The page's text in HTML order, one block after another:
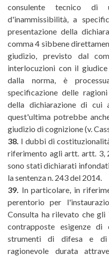
consulente tecnico
d'inammissibilità, a
presentazione della
comma 4 sibbene
giudizio, previsto dal
interlocuzioni con il
dalla norma, è
specificazione delle
della dichiarazione di
quest'ultima potrebbe
giudizio di cognizione (v.
38. I dubbi di
riferimento agli artt. artt. 3,
sono stati dichiarati
la sentenza n. 243 del 2014.
39. In particolare, in
perentorio per
Consulta ha rilevato che
contrapposte esigenze
strumenti di difesa e di
ragionevole durata